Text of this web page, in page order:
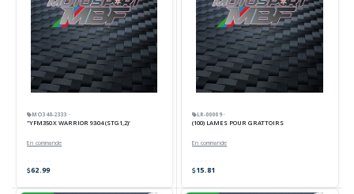
MO340-2333 ·
"YFM350 X WARRIOR 93-04 (STG1,2)"
En commande
62.99
LR-00009 ·
(100) LAMES POUR GRATTOIRS
En commande
15.81